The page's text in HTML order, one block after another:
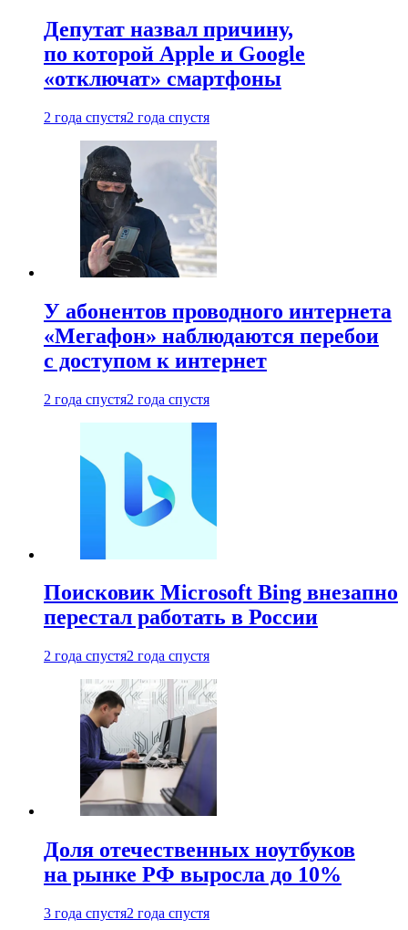
Депутат назвал причину,
по которой Apple и Google
«отключат» смартфоны
2 года спустя2 года спустя
У абонентов проводного интернета
«Мегафон» наблюдаются перебои
с доступом к интернет
2 года спустя2 года спустя
Поисковик Microsoft Bing внезапно
перестал работать в России
2 года спустя2 года спустя
Доля отечественных ноутбуков
на рынке РФ выросла до 10%
3 года спустя2 года спустя